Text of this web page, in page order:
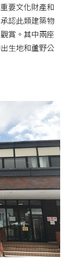
要文化財產和
認此類建築物
賞。其中兩座
生地和蘆野公